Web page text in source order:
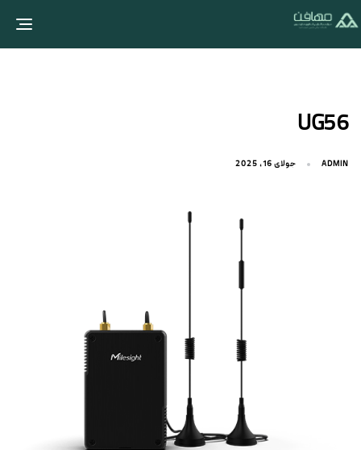
Toggle navigation
UG56
ADMIN جولای 16, 2025